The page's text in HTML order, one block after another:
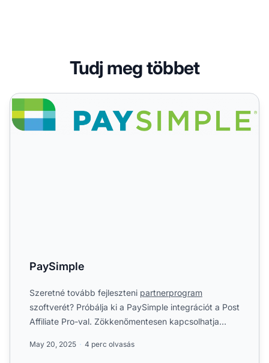
Tudj meg többet
PaySimple
PaySimple
Szeretné tovább fejleszteni partnerprogram
szoftverét? Próbálja ki a PaySimple integrációt a Post
Affiliate Pro-val. Zökkenőmentesen kapcsolhatja
May 20, 2025 4 perc olvasás